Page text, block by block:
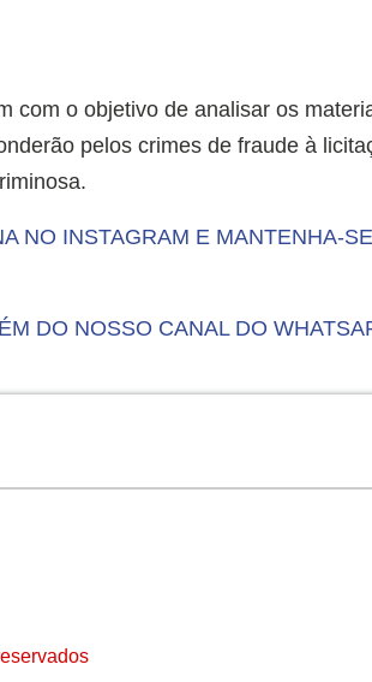
com o objetivo de analisar os
pelos crimes de fraude à
NO INSTAGRAM E MANTENHA-
DO NOSSO CANAL DO